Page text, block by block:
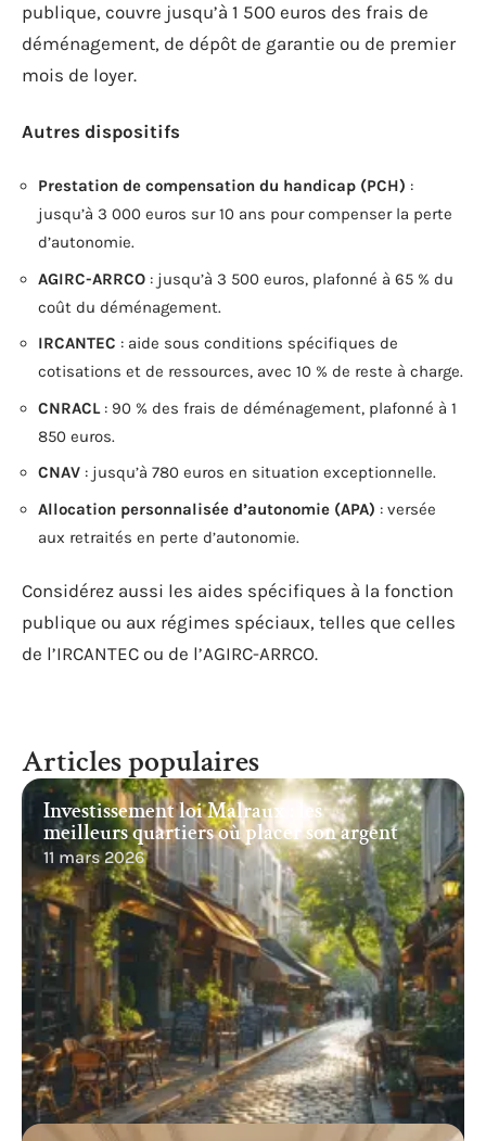
publique, couvre jusqu’à 1 500 euros des frais de
déménagement, de dépôt de garantie ou de premier
mois de loyer.
Autres dispositifs
Prestation de compensation du handicap (PCH) :
jusqu’à 3 000 euros sur 10 ans pour compenser la perte
d’autonomie.
AGIRC-ARRCO : jusqu’à 3 500 euros, plafonné à 65 % du
coût du déménagement.
IRCANTEC : aide sous conditions spécifiques de
cotisations et de ressources, avec 10 % de reste à charge.
CNRACL : 90 % des frais de déménagement, plafonné à 1
850 euros.
CNAV : jusqu’à 780 euros en situation exceptionnelle.
Allocation personnalisée d’autonomie (APA) : versée
aux retraités en perte d’autonomie.
Considérez aussi les aides spécifiques à la fonction
publique ou aux régimes spéciaux, telles que celles
de l’IRCANTEC ou de l’AGIRC-ARRCO.
Articles populaires
Investissement loi Malraux : les
meilleurs quartiers où placer son argent
11 mars 2026